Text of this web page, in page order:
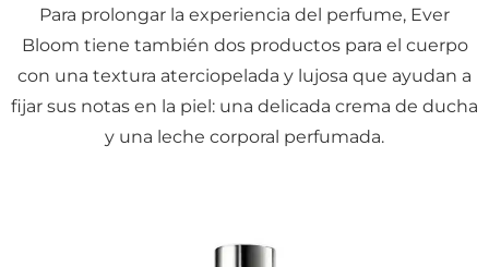
Para prolongar la experiencia del perfume, Ever
Bloom tiene también dos productos para el cuerpo
con una textura aterciopelada y lujosa que ayudan a
fijar sus notas en la piel: una delicada crema de ducha
y una leche corporal perfumada.